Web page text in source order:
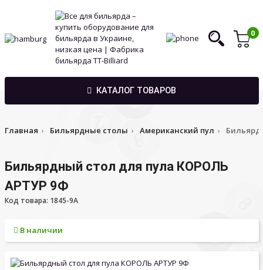
0
КАТАЛОГ ТОВАРОВ
Главная Бильярдные столы Американский пул
Бильярдный стол для пула КОРОЛЬ
АРТУР 9Ф
Код товара: 1845-9A
В наличии